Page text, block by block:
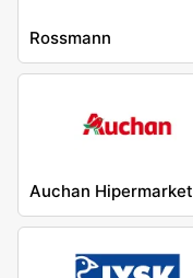
Rossmann
Auchan Hipermarket